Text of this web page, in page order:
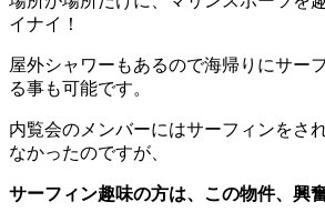
イナイ！
屋外シャワーもあるので海帰りにサー
る事も可能です。
内覧会のメンバーにはサーフィンをさ
なかったのですが、
サーフィン趣味の方は、この物件、興